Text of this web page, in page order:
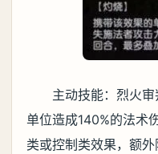
主动技能：烈火
单位造成140%的法术
类或控制类效果，额